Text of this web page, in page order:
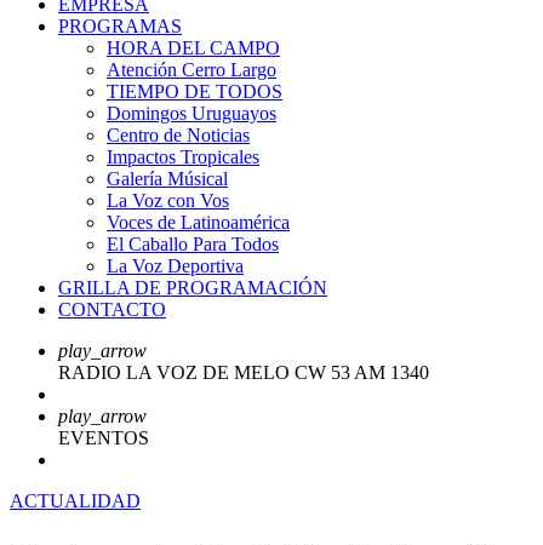
EMPRESA
PROGRAMAS
HORA DEL CAMPO
Atención Cerro Largo
TIEMPO DE TODOS
Domingos Uruguayos
Centro de Noticias
Impactos Tropicales
Galería Músical
La Voz con Vos
Voces de Latinoamérica
El Caballo Para Todos
La Voz Deportiva
GRILLA DE PROGRAMACIÓN
CONTACTO
play_arrow
RADIO LA VOZ DE MELO CW 53 AM 1340
play_arrow
EVENTOS
ACTUALIDAD